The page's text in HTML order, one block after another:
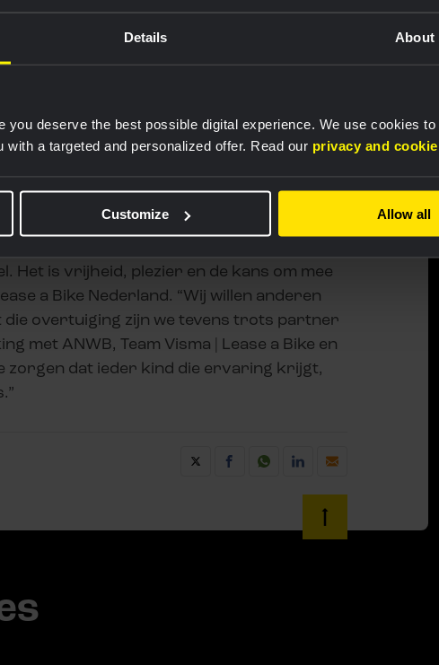
Details About
you deserve the best possible digital experience. We use cookies to
a targeted and personalized offer. Read our privacy and
Customize Allow all
gebruikte kinderfietsen in te zamelen, op
Leergeld Nederland beschikbaar te
van Lease a Bike en Team Visma |
meer fietsen in te zamelen.
Dat dit voor zoveel kinderen niet
(projectmanager Impact en
met deze samenwerking nóg meer
die een fiets nodig hebben.”
Het is vrijheid, plezier en de kans om mee
a Bike Nederland. “Wij willen anderen
die overtuiging zijn we tevens trots partner
met ANWB, Team Visma | Lease a Bike en
zorgen dat ieder kind die ervaring krijgt,